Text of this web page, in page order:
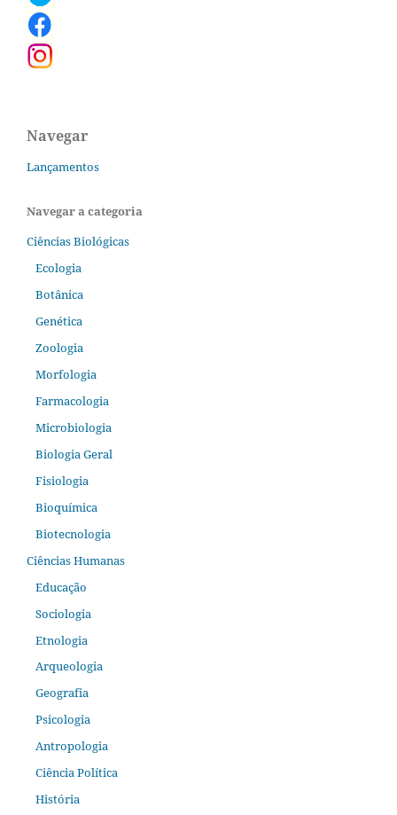
Navegar
Lançamentos
Navegar a categoria
Ciências Biológicas
Ecologia
Botânica
Genética
Zoologia
Morfologia
Farmacologia
Microbiologia
Biologia Geral
Fisiologia
Bioquímica
Biotecnologia
Ciências Humanas
Educação
Sociologia
Etnologia
Arqueologia
Geografia
Psicologia
Antropologia
Ciência Política
História